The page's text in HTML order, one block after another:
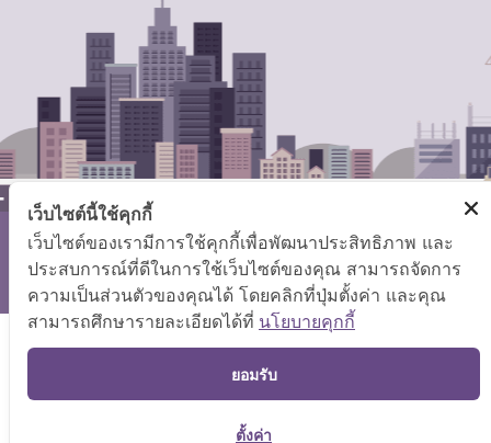
สงวนลิขสิทธิ์ © 2569 กระทรวงแรงงาน
แผนผังเว็บไซต์| คำถามที่พบบ่อย
TOP
เว็บไซต์นี้ใช้คุกกี้
เว็บไซต์ของเรามีการใช้คุกกี้เพื่อพัฒนาประสิทธิภาพ และ
ประสบการณ์ที่ดีในการใช้เว็บไซต์ของคุณ สามารถจัดการ
ความเป็นส่วนตัวของคุณได้ โดยคลิกที่ปุ่มตั้งค่า และคุณ
สามารถศึกษารายละเอียดได้ที่ นโยบายคุกกี้
ยอมรับ
ตั้งค่า